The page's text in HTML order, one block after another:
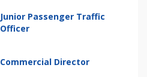
Junior Passenger Traffic
Officer
Commercial Director